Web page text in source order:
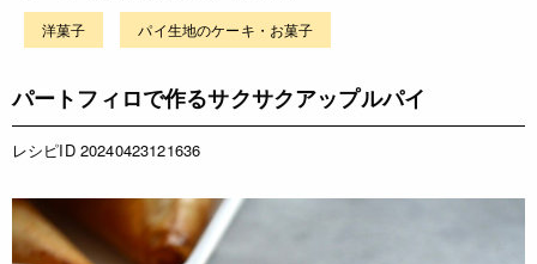
洋菓子 パイ生地のケーキ・お菓子
パートフィロで作るサクサクアップルパイ
レシピID 20240423121636